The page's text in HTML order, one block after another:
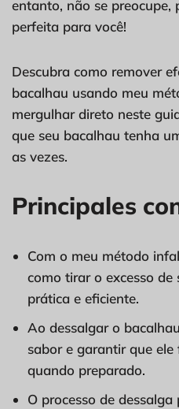
entanto, não se preocupe,
perfeita para você!
Descubra como remover
bacalhau usando meu
mergulhar direto neste
que seu bacalhau tenha
as vezes.
Principales
Com o meu método
como tirar o excesso
prática e eficiente.
Ao dessalgar o
sabor e garantir que
quando preparado.
O processo de